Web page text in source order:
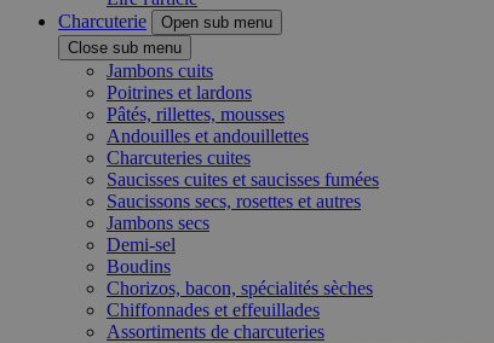
Charcuterie
Open sub menu
Close sub menu
Jambons cuits
Poitrines et lardons
Pâtés, rillettes, mousses
Andouilles et andouillettes
Charcuteries cuites
Saucisses cuites et saucisses fumées
Saucissons secs, rosettes et autres
Jambons secs
Demi-sel
Boudins
Chorizos, bacon, spécialités sèches
Chiffonnades et effeuillades
Assortiments de charcuteries